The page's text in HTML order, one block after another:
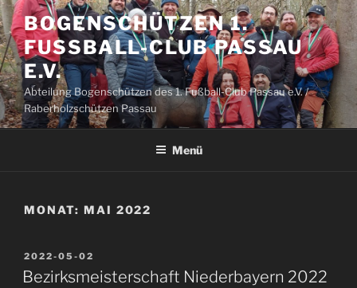
Zum
Inhalt
springen
BOGENSCHÜTZEN 1.
FUSSBALL-CLUB PASSAU E
.V.
Abteilung Bogenschützen des 1. Fußball-Club Passau e.V. /
Raberholzschützen Passau
Menü
MONAT: MAI 2022
VERÖFFENTLICHT
AM
2022-05-02
Bezirksmeisterschaft Niederbayern 2022